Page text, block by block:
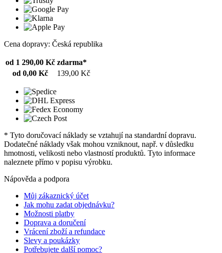
Cena dopravy: Česká republika
od 1 290,00 Kč zdarma*
od 0,00 Kč
139,00 Kč
* Tyto doručovací náklady se vztahují na standardní dopravu.
Dodatečné náklady však mohou vzniknout, např. v důsledku
hmotnosti, velikosti nebo vlastností produktů. Tyto informace
naleznete přímo v popisu výrobku.
Nápověda a podpora
Můj zákaznický účet
Jak mohu zadat objednávku?
Možnosti platby
Doprava a doručení
Vrácení zboží a refundace
Slevy a poukázky
Potřebujete další pomoc?